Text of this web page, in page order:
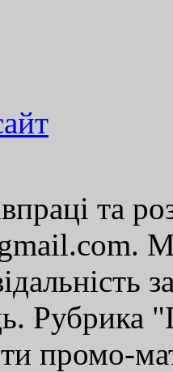
та
Рубрика
промо-